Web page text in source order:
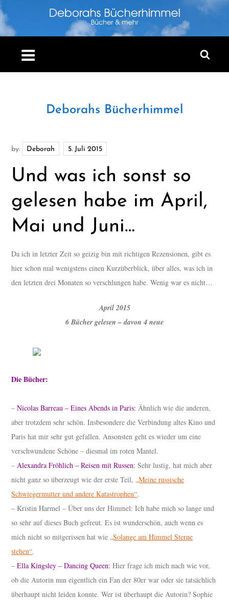
Skip
to
content
Deborahs Bücherhimmel
by: Deborah
Und was ich sonst so
gelesen habe im April,
Mai und Juni…
Da ich in letzter Zeit so geizig bin mit richtigen Rezensionen, gibt es
hier schon mal wenigstens einen Kurzüberblick, über alles, was ich in
den letzten drei Monaten so verschlungen habe. Wenig war es nicht…
April 2015
6 Bücher gelesen – davon 4 neue
Die Bücher:
–Nicolas Barreau – Eines Abends in Paris: Ähnlich wie die anderen,
aber trotzdem sehr schön. Insbesondere die Verbindung altes Kino und
Paris hat mir sehr gut gefallen. Ansonsten geht es wieder um eine
verschwundene Schöne – diesmal im roten Mantel.
–Alexandra Fröhlich – Reisen mit Russen: Sehr lustig, hat mich aber
nicht ganz so überzeugt wie der erste Teil,„Meine russische
Schwiegermutter und andere Katastrophen“.
– Kristin Harmel – Über uns der Himmel: Ich habe mich so lange und
so sehr auf dieses Buch gefreut. Es ist wunderschön, auch wenn es
mich nicht so mitgerissen hat wie„Solange am Himmel Sterne
stehen“.
–Ella Kingsley – Dancing Queen: Hier frage ich mich nach wie vor,
ob die Autorin nun eigentlich ein Fan der 80er war oder sie tatsächlich
überhaupt nicht leiden konnte. Wer ist überhaupt die Autorin? Sophie